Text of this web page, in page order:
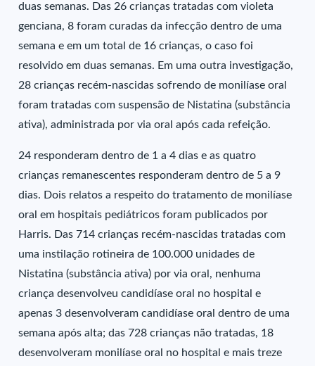
duas semanas. Das 26 crianças tratadas com violeta
genciana, 8 foram curadas da infecção dentro de uma
semana e em um total de 16 crianças, o caso foi
resolvido em duas semanas. Em uma outra investigação,
28 crianças recém-nascidas sofrendo de monilíase oral
foram tratadas com suspensão de Nistatina (substância
ativa), administrada por via oral após cada refeição.
24 responderam dentro de 1 a 4 dias e as quatro
crianças remanescentes responderam dentro de 5 a 9
dias. Dois relatos a respeito do tratamento de monilíase
oral em hospitais pediátricos foram publicados por
Harris. Das 714 crianças recém-nascidas tratadas com
uma instilação rotineira de 100.000 unidades de
Nistatina (substância ativa) por via oral, nenhuma
criança desenvolveu candidíase oral no hospital e
apenas 3 desenvolveram candidíase oral dentro de uma
semana após alta; das 728 crianças não tratadas, 18
desenvolveram monilíase oral no hospital e mais treze